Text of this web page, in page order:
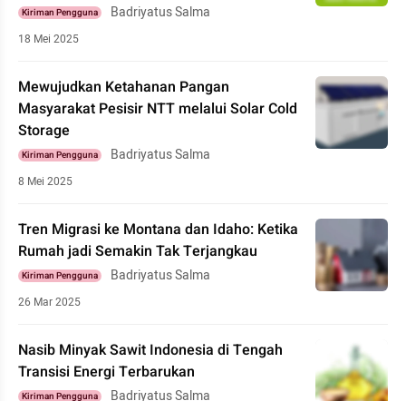
Kiriman Pengguna Badriyatus Salma
18 Mei 2025
Mewujudkan Ketahanan Pangan
Masyarakat Pesisir NTT melalui Solar Cold
Storage
Kiriman Pengguna Badriyatus Salma
8 Mei 2025
Tren Migrasi ke Montana dan Idaho: Ketika
Rumah jadi Semakin Tak Terjangkau
Kiriman Pengguna Badriyatus Salma
26 Mar 2025
Nasib Minyak Sawit Indonesia di Tengah
Transisi Energi Terbarukan
Kiriman Pengguna Badriyatus Salma